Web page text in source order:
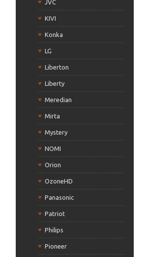
JVC
KIVI
Konka
LG
Liberton
Liberty
Meredian
Mirta
Mystery
NOMI
Orion
OzoneHD
Panasonic
Patriot
Philips
Pioneer